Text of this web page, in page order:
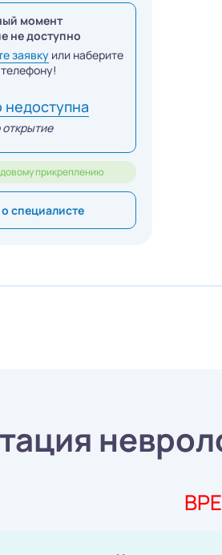
момент
не доступно
заявку или наберите
прикреплению
специалисте